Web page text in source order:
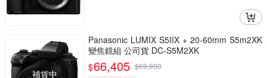
補貨中
Panasonic LUMIX S5IIX + 20-60mm S5m2XK
變焦鏡組 公司貨 DC-S5M2XK
$66,405 $69,900